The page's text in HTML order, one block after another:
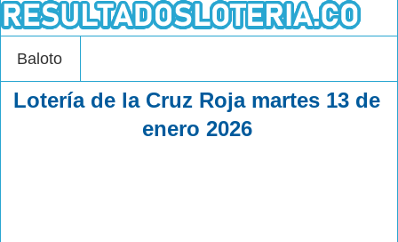
Baloto
Lotería de la Cruz Roja martes 13 de
enero 2026